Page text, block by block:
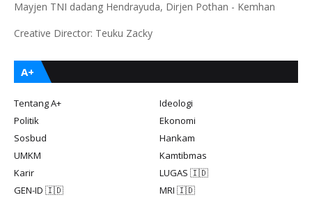
Mayjen TNI dadang Hendrayuda, Dirjen Pothan - Kemhan
Creative Director: Teuku Zacky
A+
Tentang A+
Ideologi
Politik
Ekonomi
Sosbud
Hankam
UMKM
Kamtibmas
Karir
LUGAS 🇮🇩
GEN-ID 🇮🇩
MRI 🇮🇩